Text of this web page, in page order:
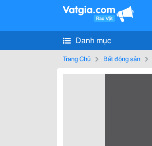
Danh mục
Trang Chủ Bất động sản